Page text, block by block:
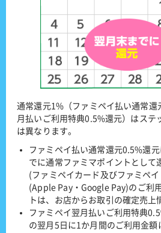
通常還元1%（ファミペイ払い通常還
月払いご利用特典0.5%還元）はステ
は異なります。
ファミペイ払い通常還元0.5%還
でに通常ファミマポイントとして
(ファミペイカード及びファミペ
(Apple Pay・Google Pay)のご利
トは、お店からお取引の確定売上
ファミペイ翌月払いご利用特典
の翌月5日に1か月間のご利用金